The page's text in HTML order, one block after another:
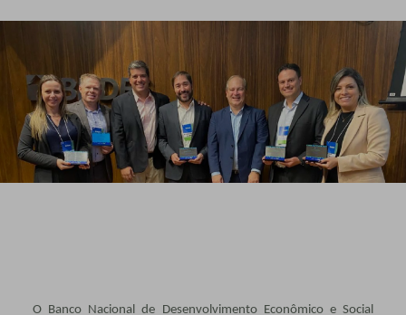
O Banco Nacional de Desenvolvimento Econômico e Social